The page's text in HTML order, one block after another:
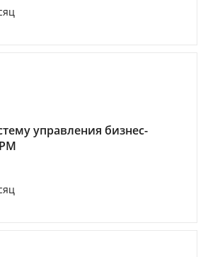
управления бизнес-